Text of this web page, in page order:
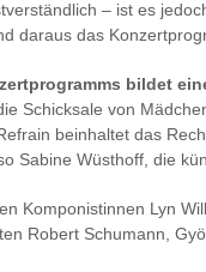
– ist es
daraus das
bildet
Schicksale von
beinhaltet das
Sabine Wüsthoff, die
Komponistinnen Lyn
Robert Schumann,